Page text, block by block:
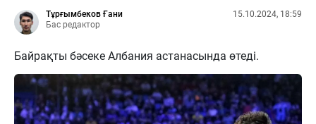
Тұрғымбеков Ғани
Бас редактор
15.10.2024, 18:59
Байрақты бәсеке Албания астанасында өтеді.